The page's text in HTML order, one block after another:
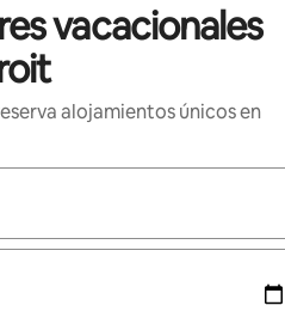
vacacionales
alojamientos únicos en
estén disponibles,